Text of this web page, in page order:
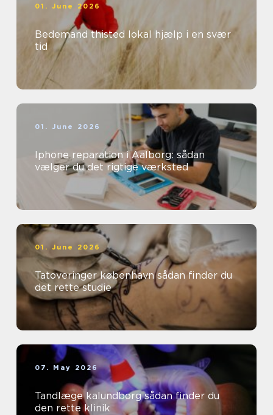
01. June 2026
Bedemand thisted lokal hjælp i en svær
tid
01. June 2026
Iphone reparation i Aalborg: sådan
vælger du det rigtige værksted
01. June 2026
Tatoveringer københavn sådan finder du
det rette studie
07. May 2026
Tandlæge kalundborg sådan finder du
den rette klinik